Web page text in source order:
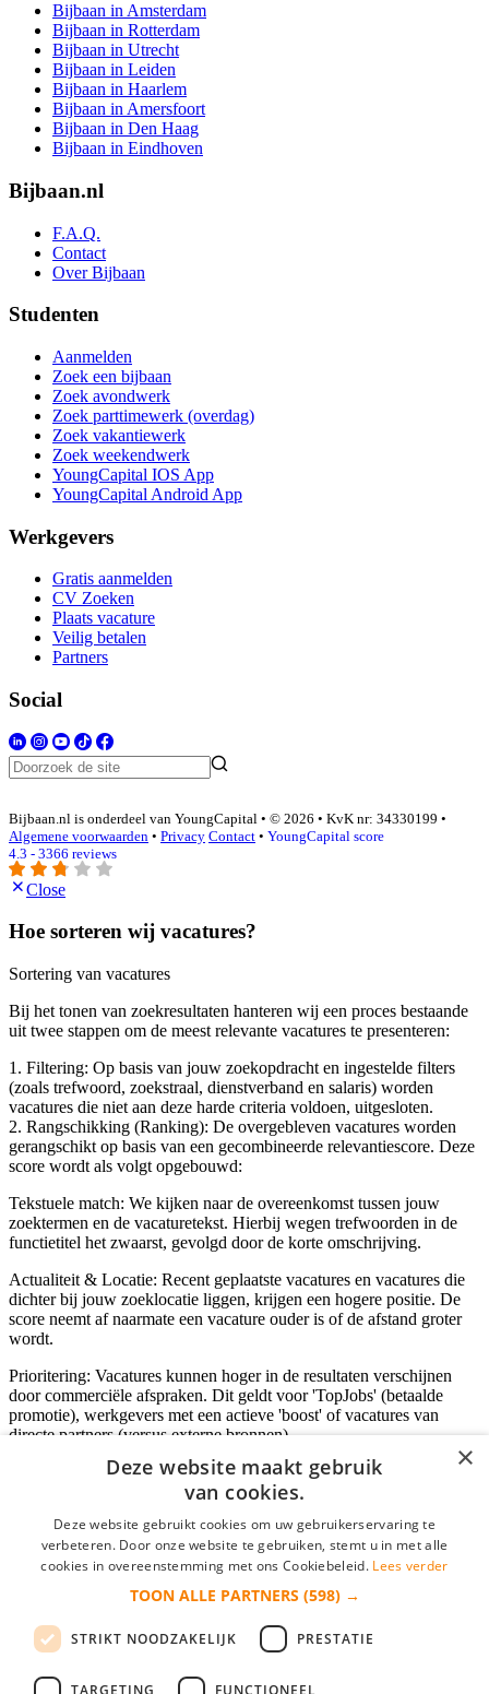
Bijbaan in Amsterdam
Bijbaan in Rotterdam
Bijbaan in Utrecht
Bijbaan in Leiden
Bijbaan in Haarlem
Bijbaan in Amersfoort
Bijbaan in Den Haag
Bijbaan in Eindhoven
Bijbaan.nl
F.A.Q.
Contact
Over Bijbaan
Studenten
Aanmelden
Zoek een bijbaan
Zoek avondwerk
Zoek parttimewerk (overdag)
Zoek vakantiewerk
Zoek weekendwerk
YoungCapital IOS App
YoungCapital Android App
Werkgevers
Gratis aanmelden
CV Zoeken
Plaats vacature
Veilig betalen
Partners
Social
Bijbaan.nl is onderdeel van YoungCapital • © 2026 • KvK nr: 34330199 •
Algemene voorwaarden • Privacy Contact • YoungCapital score
4.3 - 3366 reviews
Close
Hoe sorteren wij vacatures?
Sortering van vacatures
Bij het tonen van zoekresultaten hanteren wij een proces bestaande
uit twee stappen om de meest relevante vacatures te presenteren:
1. Filtering: Op basis van jouw zoekopdracht en ingestelde filters
(zoals trefwoord, zoekstraal, dienstverband en salaris) worden
vacatures die niet aan deze harde criteria voldoen, uitgesloten.
2. Rangschikking (Ranking): De overgebleven vacatures worden
gerangschikt op basis van een gecombineerde relevantiescore. Deze
score wordt als volgt opgebouwd:
Tekstuele match: We kijken naar de overeenkomst tussen jouw
zoektermen en de vacaturetekst. Hierbij wegen trefwoorden in de
functietitel het zwaarst, gevolgd door de korte omschrijving.
Actualiteit & Locatie: Recent geplaatste vacatures en vacatures die
dichter bij jouw zoeklocatie liggen, krijgen een hogere positie. De
score neemt af naarmate een vacature ouder is of de afstand groter
wordt.
Prioritering: Vacatures kunnen hoger in de resultaten verschijnen
door commerciële afspraken. Dit geldt voor 'TopJobs' (betaalde
promotie), werkgevers met een actieve 'boost' of vacatures van
directe partners (versus externe bronnen).
Inloggen als bedrijf
*
login gegevens onthouden
login
×
Deze website maakt gebruik
van cookies.
Deze website gebruikt cookies om uw gebruikerservaring te
verbeteren. Door onze website te gebruiken, stemt u in met alle
cookies in overeenstemming met ons Cookiebeleid. Lees verder
TOON ALLE PARTNERS (598) →
STRIKT NOODZAKELIJK PRESTATIE
TARGETING FUNCTIONEEL